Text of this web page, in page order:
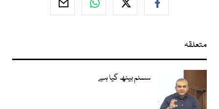
متعلقہ
سسٹم بیٹھ گیا ہے